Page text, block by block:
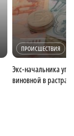
ПРОИСШЕСТВИЯ
Экс-начальника
виновной в